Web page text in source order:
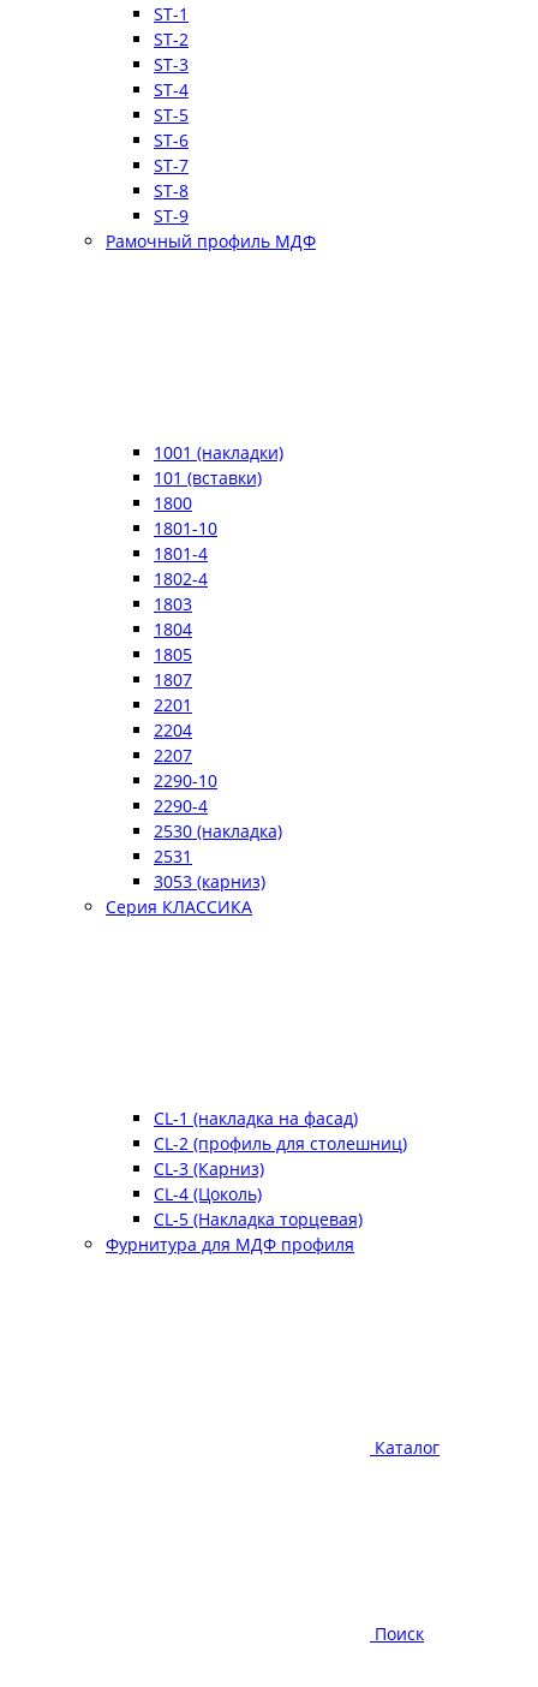
ST-1
ST-2
ST-3
ST-4
ST-5
ST-6
ST-7
ST-8
ST-9
Рамочный профиль МДФ
1001 (накладки)
101 (вставки)
1800
1801-10
1801-4
1802-4
1803
1804
1805
1807
2201
2204
2207
2290-10
2290-4
2530 (накладка)
2531
3053 (карниз)
Серия КЛАССИКА
CL-1 (накладка на фасад)
CL-2 (профиль для столешниц)
CL-3 (Карниз)
CL-4 (Цоколь)
CL-5 (Накладка торцевая)
Фурнитура для МДФ профиля
Каталог
Поиск